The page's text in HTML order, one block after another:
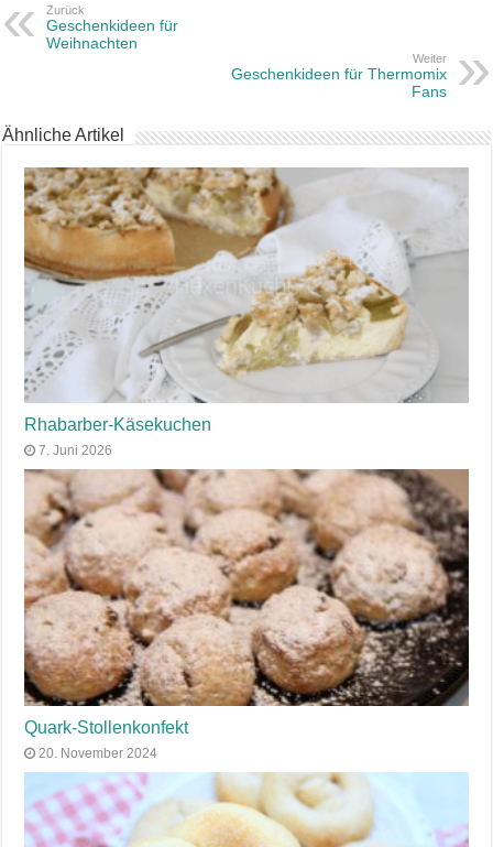
Zurück
Geschenkideen für
Weihnachten
Weiter
Geschenkideen für Thermomix
Fans
Ähnliche Artikel
Rhabarber-Käsekuchen
7. Juni 2026
Quark-Stollenkonfekt
20. November 2024